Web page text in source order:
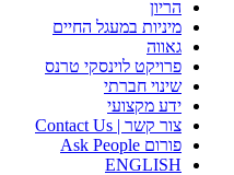
הריון
מיניות במעגל החיים
גאווה
פרויקט לוינסקי טרנס
שינוי חברתי
ידע מקצועי
צור קשר | Contact Us
פורום Ask People
ENGLISH